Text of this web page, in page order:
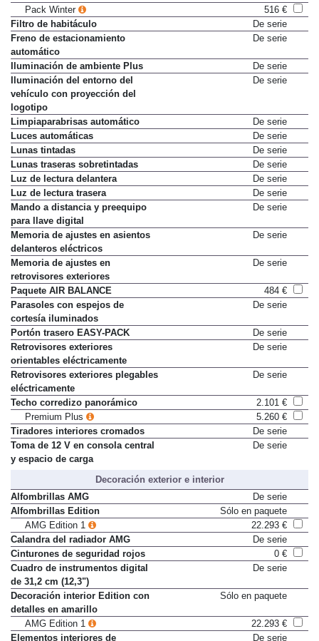
calefacción
Pack Winter
516 €
Filtro de habitáculo
De serie
Freno de estacionamiento
automático
Iluminación de ambiente Plus
De serie
Iluminación del entorno del
vehículo con proyección del
logotipo
Limpiaparabrisas automático
De serie
Luces automáticas
De serie
Lunas tintadas
De serie
Lunas traseras sobretintadas
De serie
Luz de lectura delantera
De serie
Luz de lectura trasera
De serie
Mando a distancia y preequipo
para llave digital
Memoria de ajustes en asientos
delanteros eléctricos
Memoria de ajustes en
retrovisores exteriores
Paquete AIR BALANCE
484 €
Parasoles con espejos de
cortesía iluminados
Portón trasero EASY-PACK
De serie
Retrovisores exteriores
orientables eléctricamente
Retrovisores exteriores plegables
eléctricamente
Techo corredizo panorámico
2.101 €
Premium Plus
5.260 €
Tiradores interiores cromados
De serie
Toma de 12 V en consola central
Decoración exterior e interior
Alfombrillas AMG
De serie
Alfombrillas Edition
Sólo en paquete
AMG Edition 1
22.293 €
Calandra del radiador AMG
De serie
Cinturones de seguridad rojos
0 €
Cuadro de instrumentos digital
de 31,2 cm (12,3")
Decoración interior Edition con
detalles en amarillo
AMG Edition 1
22.293 €